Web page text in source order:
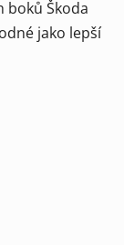
boků Škoda
jako lepší